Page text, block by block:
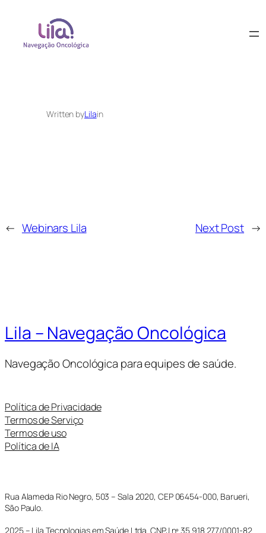
Written byLilain
← Webinars Lila Next Post →
Lila – Navegação Oncológica
Navegação Oncológica para equipes de saúde.
Política de Privacidade
Termos de Serviço
Termos de uso
Política de IA
Rua Alameda Rio Negro, 503 – Sala 2020, CEP 06454-000, Barueri,
São Paulo.
2025 – Lila Tecnologias em Saúde Ltda. CNPJ nº 35.918.277/0001-82.